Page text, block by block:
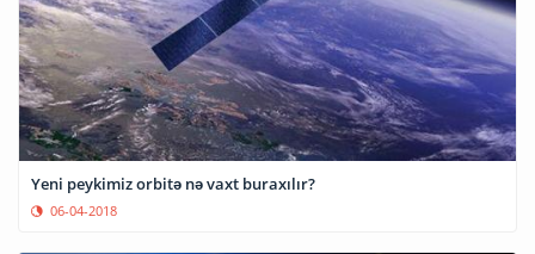
Yeni peykimiz orbitə nə vaxt buraxılır?
06-04-2018